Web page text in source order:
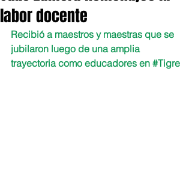
labor docente
Recibió a maestros y maestras que se
jubilaron luego de una amplia
trayectoria como educadores en #Tigre